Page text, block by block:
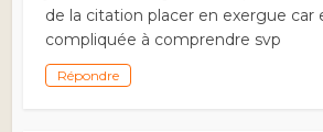
de la citation placer en exergue car
compliquée à comprendre svp
Répondre